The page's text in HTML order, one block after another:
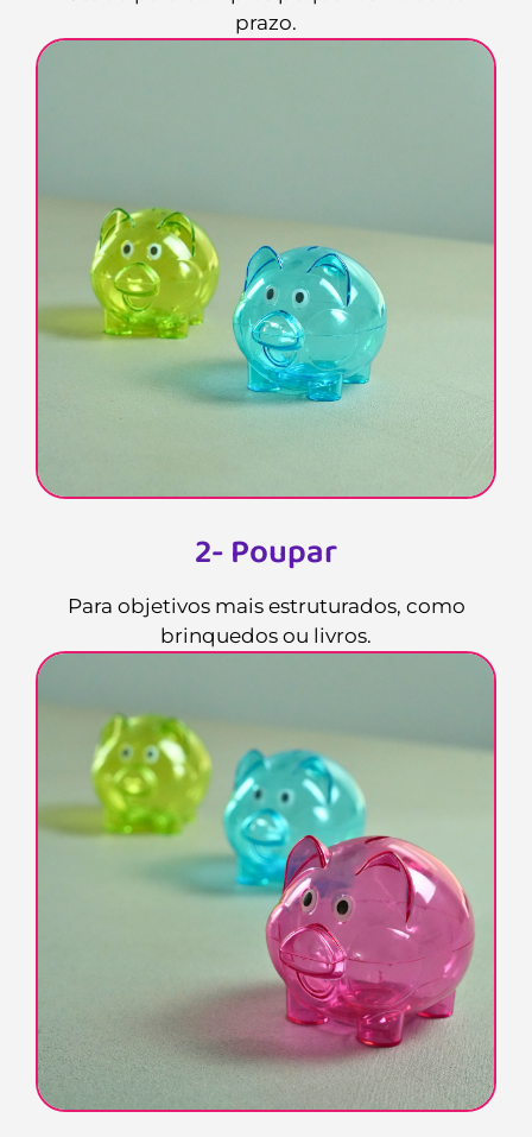
prazo.
2- Poupar
Para objetivos mais estruturados, como
brinquedos ou livros.